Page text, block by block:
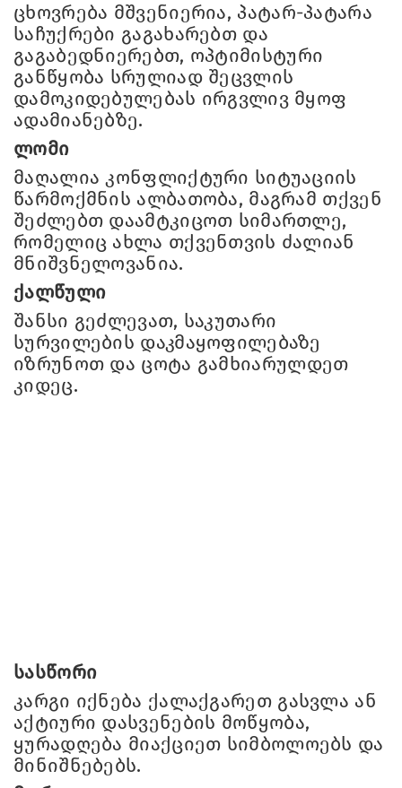
ცხოვრება მშვენიერია, პატარ-პატარა
საჩუქრები გაგახარებთ და
გაგაბედნიერებთ, ოპტიმისტური
განწყობა სრულიად შეცვლის
დამოკიდებულებას ირგვლივ მყოფ
ადამიანებზე.
ლომი
მაღალია კონფლიქტური სიტუაციის
წარმოქმნის ალბათობა, მაგრამ თქვენ
შეძლებთ დაამტკიცოთ სიმართლე,
რომელიც ახლა თქვენთვის ძალიან
მნიშვნელოვანია.
ქალწული
შანსი გეძლევათ, საკუთარი
სურვილების დაკმაყოფილებაზე
იზრუნოთ და ცოტა გამხიარულდეთ
კიდეც.
სასწორი
კარგი იქნება ქალაქგარეთ გასვლა ან
აქტიური დასვენების მოწყობა,
ყურადღება მიაქციეთ სიმბოლოებს და
მინიშნებებს.